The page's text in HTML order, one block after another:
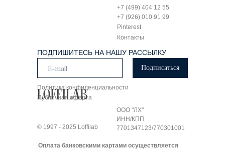
ПОДПИШИТЕСЬ НА НАШУ РАССЫЛКУ
Подписаться
Политика конфиденциальности
Публичная оферта
© 1997 - 2025 Loffilab
ООО "ЛХ"
ИНН/КПП
7701347123/770301001
+7 (499) 404 12 55
+7 (926) 010 91 99
Pinterest
Контакты
Оплата банковскими картами осуществляется